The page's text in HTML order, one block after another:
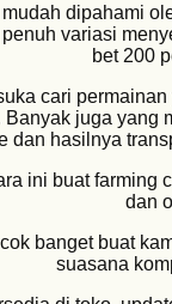
dipahami
variasi
bet 200
cari
juga yang
dan hasilnya
ini buat
dan
banget buat
suasana